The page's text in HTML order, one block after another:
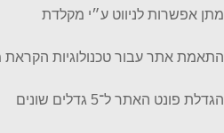
מתן אפשרות לניווט ע״י מקלדת
התאמת אתר עבור טכנולוגיות הקראת
הגדלת פונט האתר ל־5 גדלים שונים